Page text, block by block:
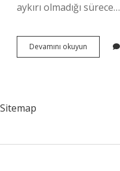
aykırı olmadığı sürece…
Devamını okuyun Borsada
Günlük
Sitemap